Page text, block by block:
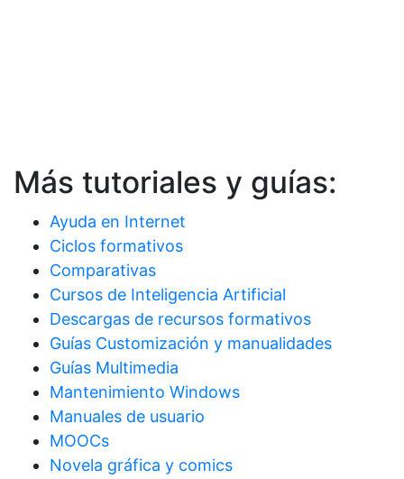
Más tutoriales y guías:
Ayuda en Internet
Ciclos formativos
Comparativas
Cursos de Inteligencia Artificial
Descargas de recursos formativos
Guías Customización y manualidades
Guías Multimedia
Mantenimiento Windows
Manuales de usuario
MOOCs
Novela gráfica y comics